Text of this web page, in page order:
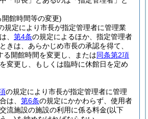
館時間等の変更)
規定により市長が指定管理者に管理業
、 第4条の規定によるほか、指定管理者
きは、あらかじめ市長の承認を得て、
る開館時間を変更し、または同条第2項
変更し、もしくは臨時に休館日を定め
の規定により市長が指定管理者に管理
は、 第6条の規定にかかわらず、使用者
流施設の施設の利用に係る料金(以下